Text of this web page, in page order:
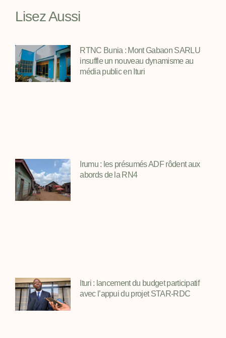
Lisez Aussi
RTNC Bunia : Mont Gabaon SARLU
insuffle un nouveau dynamisme au
média public en Ituri
Irumu : les présumés ADF rôdent aux
abords de la RN4
Ituri : lancement du budget participatif
avec l’appui du projet STAR-RDC